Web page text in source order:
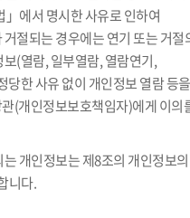
에서 명시한 사유로 인하여
절되는 경우에는 연기 또는 거절
(열람, 일부열람, 열람연기,
당한 사유 없이 개인정보 열람 등을
(개인정보보호책임자)에게 이의
개인정보는 제8조의 개인정보의
니다.